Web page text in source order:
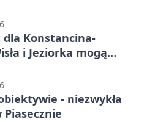
Konstancina-
i Jeziorka mogą
- niezwykła